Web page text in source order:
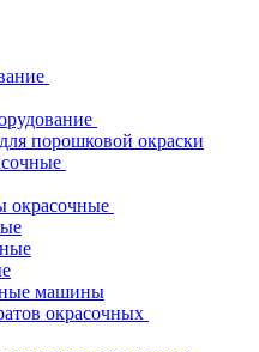
порошковой окраски
окрасочные
машины
окрасочных